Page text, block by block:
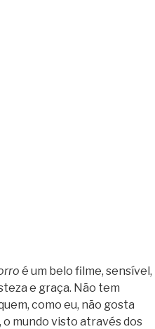
é um belo filme, sensível,
e graça. Não tem
como eu, não gosta
mundo visto através dos